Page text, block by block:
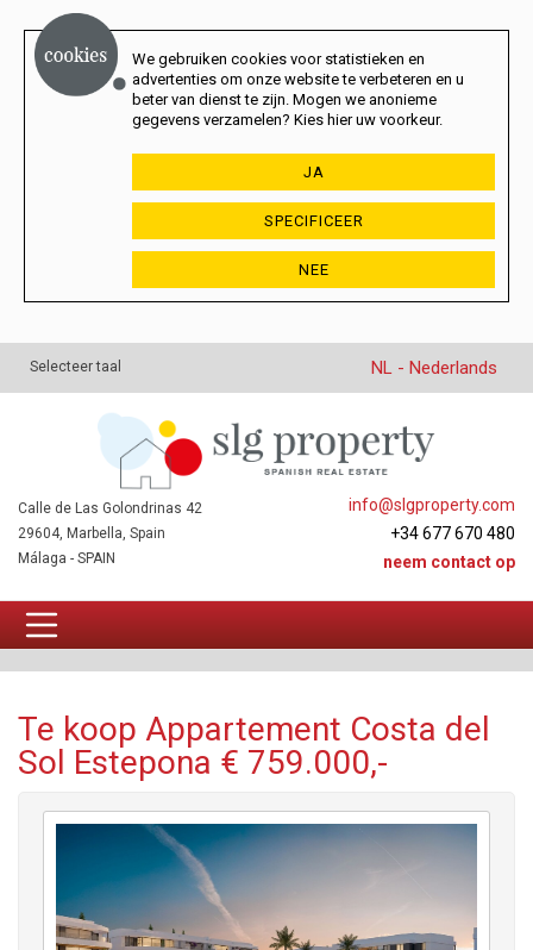
We gebruiken cookies voor statistieken en
advertenties om onze website te verbeteren en u
beter van dienst te zijn. Mogen we anonieme
gegevens verzamelen? Kies hier uw voorkeur.
JA
SPECIFICEER
NEE
Selecteer taal NL - Nederlands
info@slgproperty.com
+34 677 670 480
neem contact op
Calle de Las Golondrinas 42
29604, Marbella, Spain
Málaga - SPAIN
Te koop Appartement Costa del
Sol Estepona € 759.000,-